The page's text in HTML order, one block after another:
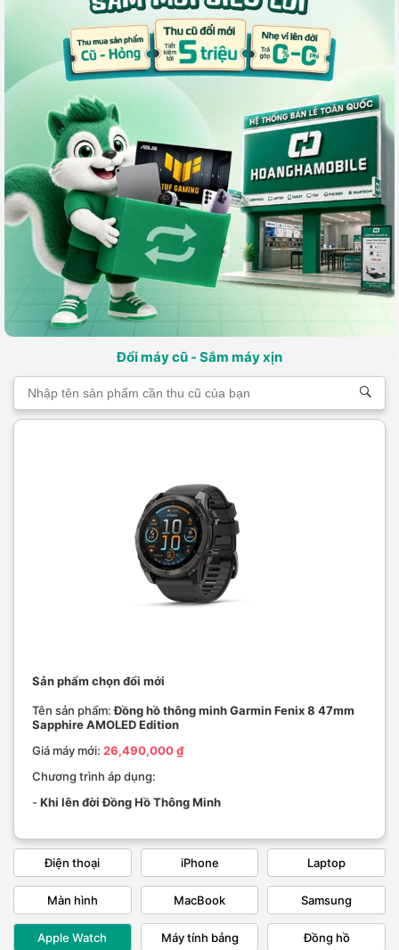
Đổi máy cũ - Sắm máy xịn
Sản phẩm chọn đổi mới
Tên sản phẩm: Đồng hồ thông minh Garmin Fenix 8 47mm
Sapphire AMOLED Edition
Giá máy mới: 26,490,000 ₫
Chương trình áp dụng:
- Khi lên đời Đồng Hồ Thông Minh
Điện thoại iPhone Laptop
Màn hình MacBook Samsung
Apple Watch Máy tính bảng Đồng hồ